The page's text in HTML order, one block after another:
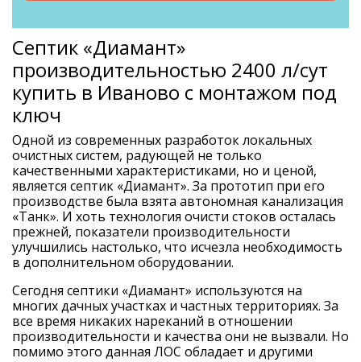
Септик «Диамант»
производительностью 2400 л/сут
купить в Иваново с монтажом под
ключ
Одной из современных разработок локальных
очистных систем, радующей не только
качественными характеристиками, но и ценой,
является септик «Диамант». За прототип при его
производстве была взята автономная канализация
«Танк». И хоть технология очисти стоков осталась
прежней, показатели производительности
улучшились настолько, что исчезла необходимость
в дополнительном оборудовании.
Сегодня септики «Диамант» используются на
многих дачных участках и частных территориях. За
все время никаких нареканий в отношении
производительности и качества они не вызвали. Но
помимо этого данная ЛОС обладает и другими